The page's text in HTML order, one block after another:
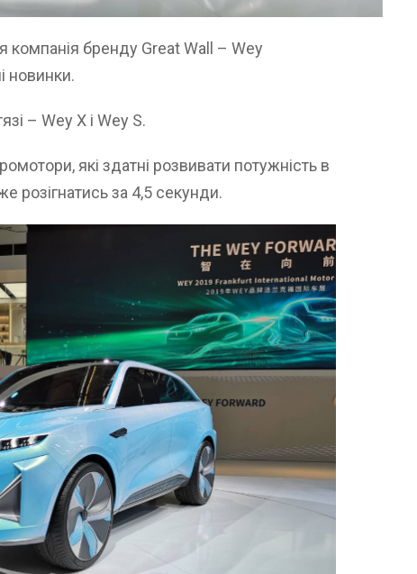
компанія бренду Great Wall – Wey
новинки.
– Wey X і Wey S.
які здатні розвивати потужність в
розігнатись за 4,5 секунди.